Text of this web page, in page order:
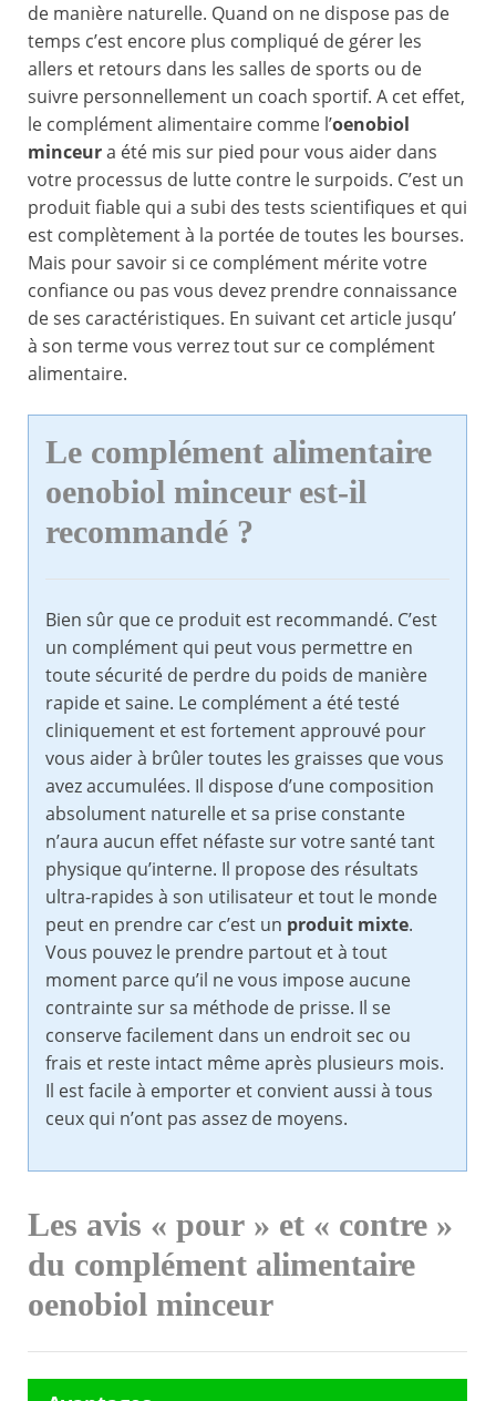
de manière naturelle. Quand on ne dispose pas de
temps c’est encore plus compliqué de gérer les
allers et retours dans les salles de sports ou de
suivre personnellement un coach sportif. A cet effet,
le complément alimentaire comme l’oenobiol
minceura été mis sur pied pour vous aider dans
votre processus de lutte contre le surpoids. C’est un
produit fiable qui a subi des tests scientifiques et qui
est complètement à la portée de toutes les bourses.
Mais pour savoir si ce complément mérite votre
confiance ou pas vous devez prendre connaissance
de ses caractéristiques. En suivant cet article jusqu’
à son terme vous verrez tout sur ce complément
alimentaire.
Le complément alimentaire
oenobiol minceur est-il
recommandé ?
Bien sûr que ce produit est recommandé. C’est
un complément qui peut vous permettre en
toute sécurité de perdre du poids de manière
rapide et saine. Le complément a été testé
cliniquement et est fortement approuvé pour
vous aider à brûler toutes les graisses que vous
avez accumulées. Il dispose d’une composition
absolument naturelle et sa prise constante
n’aura aucun effet néfaste sur votre santé tant
physique qu’interne. Il propose des résultats
ultra-rapides à son utilisateur et tout le monde
peut en prendre car c’est un produit mixte.
Vous pouvez le prendre partout et à tout
moment parce qu’il ne vous impose aucune
contrainte sur sa méthode de prisse. Il se
conserve facilement dans un endroit sec ou
frais et reste intact même après plusieurs mois.
Il est facile à emporter et convient aussi à tous
ceux qui n’ont pas assez de moyens.
Les avis « pour » et « contre »
du complément alimentaire
oenobiol minceur